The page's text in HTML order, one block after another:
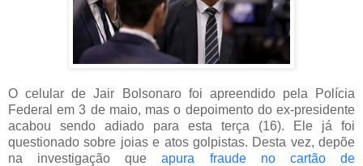
O celular de Jair Bolsonaro foi apreendido pela Polícia
Federal em 3 de maio, mas o depoimento do ex-presidente
acabou sendo adiado para esta terça (16). Ele já foi
questionado sobre joias e atos golpistas. Desta vez, depõe
na investigação que
apura fraude no cartão de